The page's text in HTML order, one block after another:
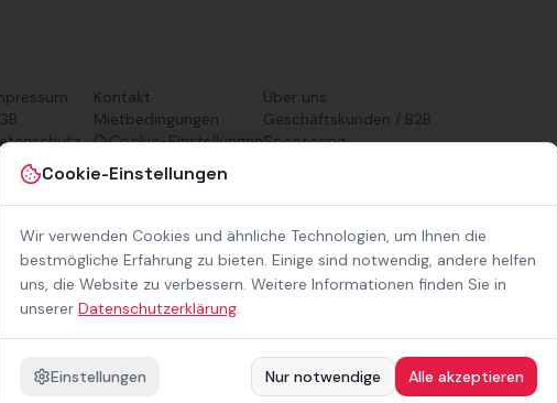
Cookie-Einstellungen
Wir verwenden Cookies und ähnliche Technologien, um Ihnen die
bestmögliche Erfahrung zu bieten. Einige sind notwendig, andere helfen
uns, die Website zu verbessern. Weitere Informationen finden Sie in
unserer Datenschutzerklärung.
Einstellungen Nur notwendige Alle akzeptieren
Kontakt
Mietbedingungen
Cookie-Einstellungen
Über uns
Geschäftskunden / B2B
Sponsoring